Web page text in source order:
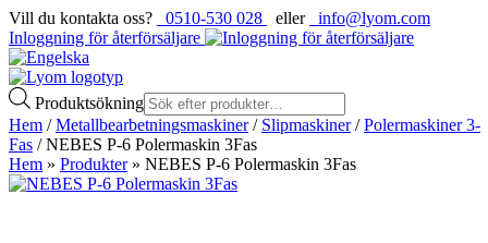
Vill du kontakta oss? 0510-530 028 eller
info@lyom.com
Inloggning för återförsäljare
Produktsökning
Hem /Metallbearbetningsmaskiner/ Slipmaskiner/Polermaskiner 3-
Fas / NEBES P-6 Polermaskin 3Fas
Hem » Produkter» NEBES P-6 Polermaskin 3Fas